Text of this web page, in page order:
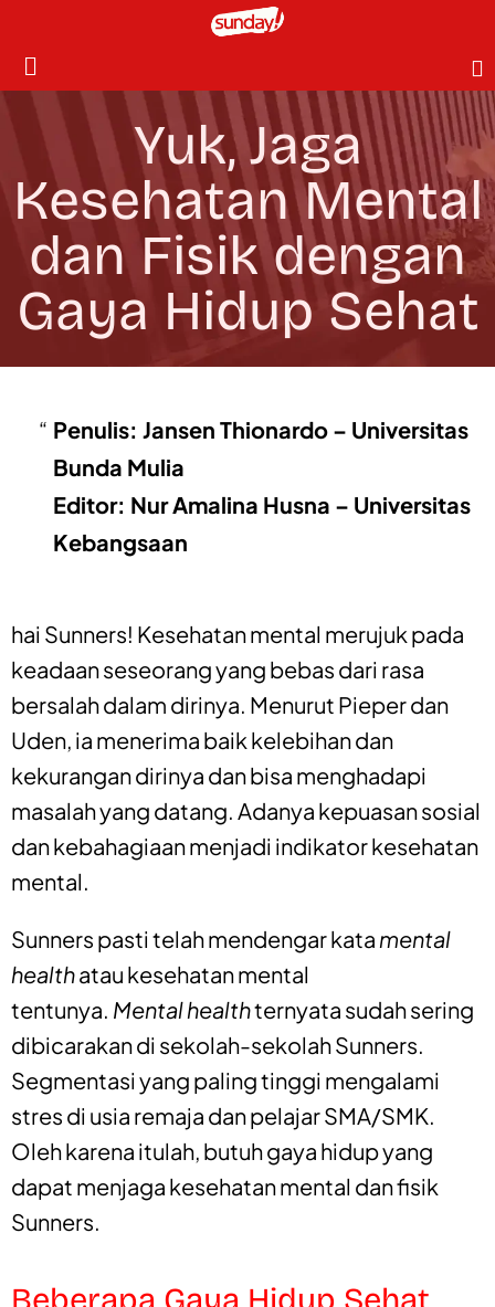
Yuk, Jaga
Kesehatan Mental
dan Fisik dengan
Gaya Hidup Sehat
Penulis: Jansen Thionardo – Universitas
Bunda Mulia
Editor: Nur Amalina Husna – Universitas
Kebangsaan
hai Sunners! Kesehatan mental merujuk pada
keadaan seseorang yang bebas dari rasa
bersalah dalam dirinya. Menurut Pieper dan
Uden, ia menerima baik kelebihan dan
kekurangan dirinya dan bisa menghadapi
masalah yang datang. Adanya kepuasan sosial
dan kebahagiaan menjadi indikator kesehatan
mental.
Sunners pasti telah mendengar kata mental
healthatau kesehatan mental
tentunya. Mental healthternyata sudah sering
dibicarakan di sekolah-sekolah Sunners.
Segmentasi yang paling tinggi mengalami
stres di usia remaja dan pelajar SMA/SMK.
Oleh karena itulah, butuh gaya hidup yang
dapat menjaga kesehatan mental dan fisik
Sunners.